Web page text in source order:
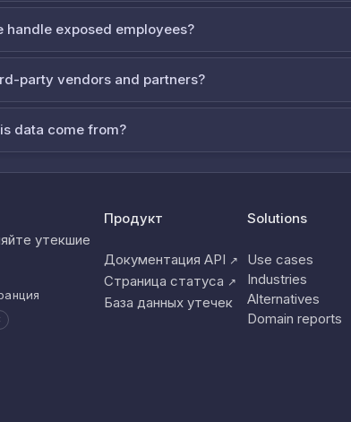
handle exposed employees?
party vendors and partners?
data come from?
утекшие
Продукт
Документация API ↗
Страница статуса ↗
База данных утечек
Solutions
Use cases
Industries
Alternatives
Domain reports